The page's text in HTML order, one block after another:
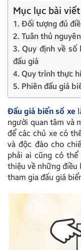
Mục lục bài viết
1. Đối tượng đủ
2. Tuân thủ
3. Quy định về
đấu giá
4. Quy trình thực
5. Phiên đấu giá
Đấu giá biển số xe
người quan tâm và
để các chủ xe có
và độc đáo cho
phải ai cũng có
thiệu về những điều
tham gia đấu giá